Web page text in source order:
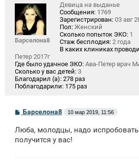
Барселона8
Девица на выданье
Сообщения: 1769
Зарегистрирован: 03 авг
Пол: Женский
Сколько попыток ЭКО: 1
Стаж бесплодия: 2 года
В каких клиниках
Петер 2017г
Где было удачное ЭКО: Ава-Петер врач
Сколько у вас детей: 3
Благодарил (а): 278 раз
Поблагодарили: 175 раз
С
о
б
щ
Барселона8 10 мар 2019, 11:56
Люба, молодцы, надо
получится у вас!